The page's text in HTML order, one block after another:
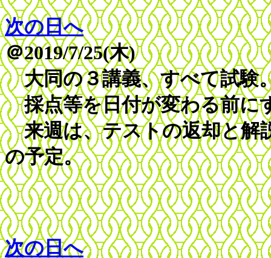
次の日へ
＠2019/7/25(木)
大同の３講義、すべて試験
採点等を日付が変わる前に
来週は、テストの返却と解
の予定。
次の日へ